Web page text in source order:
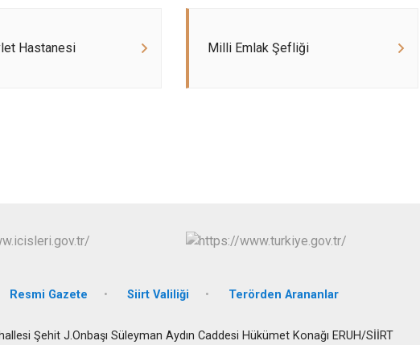
Hastanesi Milli Emlak Şefliği
Resmi Gazete Siirt Valiliği Terörden Arananlar
Şehit J.Onbaşı Süleyman Aydın Caddesi Hükümet Konağı ERUH/SİİRT